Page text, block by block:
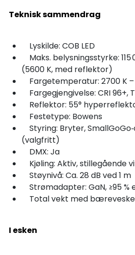
Teknisk sammendrag
Lyskilde: COB LED
Maks. belysningsstyrke: 115
(5600 K, med reflektor)
Fargetemperatur: 2700 K –
Fargegjengivelse: CRI 96+,
Reflektor: 55°
Festetype: Bowens
Styring: Bryter,
(valgfritt)
DMX: Ja
Kjøling: Aktiv, stillegående
Støynivå: Ca. 28 dB ved 1 m
Strømadapter: GaN, ≥95
Total vekt med
I esken